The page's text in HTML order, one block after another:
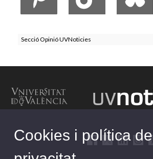
Secció Opinió UVNoticies
Cookies i política de